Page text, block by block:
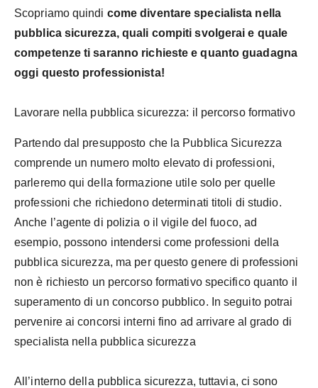
Scopriamo quindi come diventare specialista nella
pubblica sicurezza, quali compiti svolgerai e quale
competenze ti saranno richieste e quanto guadagna
oggi questo professionista!
Lavorare nella pubblica sicurezza: il percorso formativo
Partendo dal presupposto che la Pubblica Sicurezza
comprende un numero molto elevato di professioni,
parleremo qui della formazione utile solo per quelle
professioni che richiedono determinati titoli di studio.
Anche l’agente di polizia o il vigile del fuoco, ad
esempio, possono intendersi come professioni della
pubblica sicurezza, ma per questo genere di professioni
non è richiesto un percorso formativo specifico quanto il
superamento di un concorso pubblico. In seguito potrai
pervenire ai concorsi interni fino ad arrivare al grado di
specialista nella pubblica sicurezza
All’interno della pubblica sicurezza, tuttavia, ci sono